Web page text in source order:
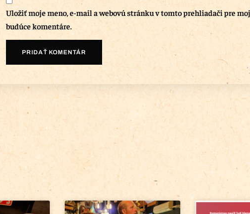
Uložiť moje meno, e-mail a webovú stránku v tomto prehliadači pre
budúce komentáre.